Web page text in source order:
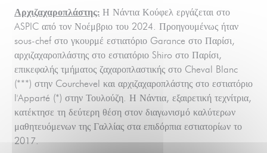
Αρχιζαχαροπλάστης: Η Νάντια Κούφελ εργάζεται στο
ASPIC από τον Νοέμβριο του 2024. Προηγουμένως ήταν
sous-chef στο γκουρμέ εστιατόριο Garance στο Παρίσι,
αρχιζαχαροπλάστης στο εστιατόριο Shiro στο Παρίσι,
επικεφαλής τμήματος ζαχαροπλαστικής στο Cheval Blanc
(***) στην Courchevel και αρχιζαχαροπλάστης στο εστιατόριο
l'Apparté (*) στην Τουλούζη. Η Νάντια, εξαιρετική τεχνίτρια,
κατέκτησε τη δεύτερη θέση στον διαγωνισμό καλύτερων
μαθητευόμενων της Γαλλίας στα επιδόρπια εστιατορίων το
2017.